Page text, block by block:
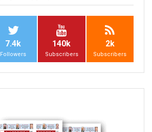
7.4k
Followers
140k
Subscribers
2k
Subscribers